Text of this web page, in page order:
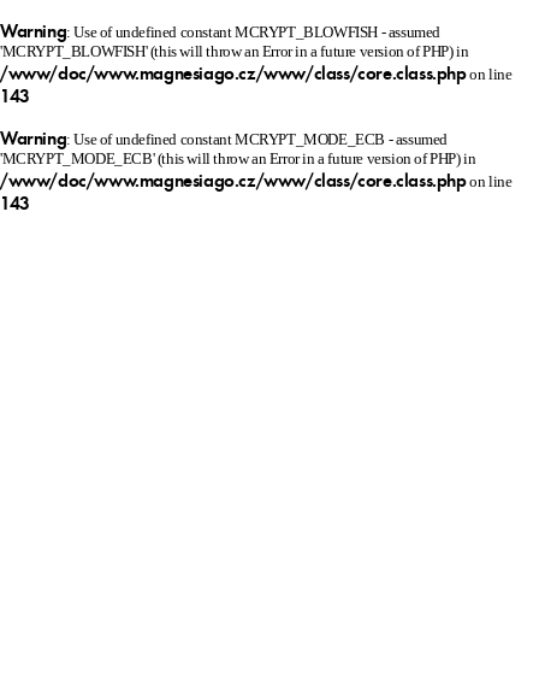
Warning: Use of undefined constant MCRYPT_BLOWFISH - assumed
'MCRYPT_BLOWFISH' (this will throw an Error in a future version of PHP) in
/www/doc/www.magnesiago.cz/www/class/core.class.phpon line
143
Warning: Use of undefined constant MCRYPT_MODE_ECB - assumed
'MCRYPT_MODE_ECB' (this will throw an Error in a future version of PHP) in
/www/doc/www.magnesiago.cz/www/class/core.class.phpon line
143